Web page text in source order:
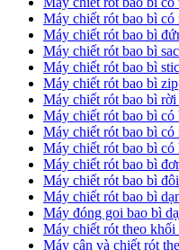
Máy chiết rót bao bì có
Máy chiết rót bao bì
Máy chiết rót bao bì
Máy chiết rót bao bì
Máy chiết rót bao bì
Máy chiết rót bao bì
Máy chiết rót bao bì có
Máy chiết rót bao bì có
Máy chiết rót bao bì có
Máy chiết rót bao bì
Máy chiết rót bao bì
Máy chiết rót bao bì
Máy đóng goi bao bì
Máy chiết rót theo
Máy cân và chiết rót